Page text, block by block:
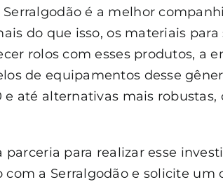
Serralgodão é a melhor
do que isso, os materiais para
rolos com esses produtos, a
de equipamentos desse
e até alternativas mais robustas,
parceria para realizar esse
com a Serralgodão e solicite um